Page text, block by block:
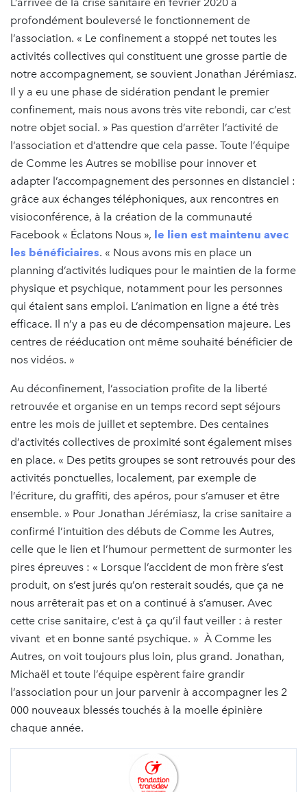
profondément bouleversé le fonctionnement de
l’association. « Le confinement a stoppé net toutes les
activités collectives qui constituent une grosse partie de
notre accompagnement, se souvient Jonathan Jérémiasz.
Il y a eu une phase de sidération pendant le premier
confinement, mais nous avons très vite rebondi, car c’est
notre objet social. » Pas question d’arrêter l’activité de
l’association et d’attendre que cela passe. Toute l’équipe
de Comme les Autres se mobilise pour innover et
adapter l’accompagnement des personnes en distanciel :
grâce aux échanges téléphoniques, aux rencontres en
visioconférence, à la création de la communauté
Facebook « Éclatons Nous », le lien est maintenu avec
les bénéficiaires. « Nous avons mis en place un
planning d’activités ludiques pour le maintien de la forme
physique et psychique, notamment pour les personnes
qui étaient sans emploi. L’animation en ligne a été très
efficace. Il n’y a pas eu de décompensation majeure. Les
centres de rééducation ont même souhaité bénéficier de
nos vidéos. »
Au déconfinement, l’association profite de la liberté
retrouvée et organise en un temps record sept séjours
entre les mois de juillet et septembre. Des centaines
d’activités collectives de proximité sont également mises
en place. « Des petits groupes se sont retrouvés pour des
activités ponctuelles, localement, par exemple de
l’écriture, du graffiti, des apéros, pour s’amuser et être
ensemble. » Pour Jonathan Jérémiasz, la crise sanitaire a
confirmé l’intuition des débuts de Comme les Autres,
celle que le lien et l’humour permettent de surmonter les
pires épreuves : « Lorsque l’accident de mon frère s’est
produit, on s’est jurés qu’on resterait soudés, que ça ne
nous arrêterait pas et on a continué à s’amuser. Avec
cette crise sanitaire, c’est à ça qu’il faut veiller : à rester
vivant et en bonne santé psychique. » À Comme les
Autres, on voit toujours plus loin, plus grand. Jonathan,
Michaël et toute l’équipe espèrent faire grandir
l’association pour un jour parvenir à accompagner les 2
000 nouveaux blessés touchés à la moelle épinière
chaque année.